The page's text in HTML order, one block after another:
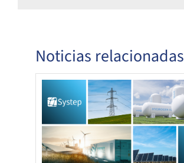
Noticias relacionadas